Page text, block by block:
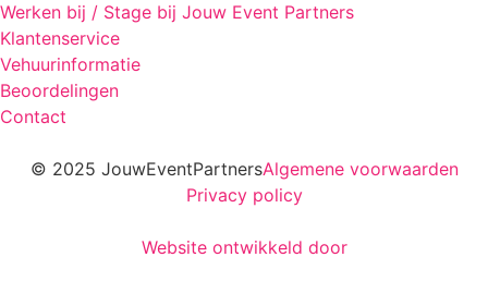
Werken bij / Stage bij Jouw Event Partners
Klantenservice
Vehuurinformatie
Beoordelingen
Contact
© 2025 JouwEventPartnersAlgemene voorwaarden
Privacy policy
Website ontwikkeld door